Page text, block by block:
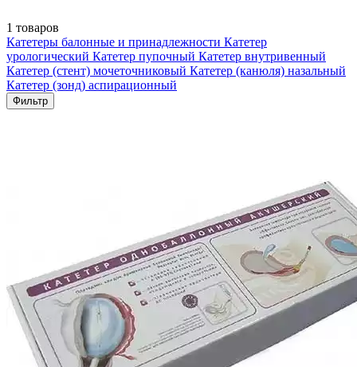
1 товаров
Катетеры балонные и принадлежности Катетер
урологический Катетер пупочный Катетер внутривенный
Катетер (стент) мочеточниковый Катетер (канюля) назальный
Катетер (зонд) аспирационный
Фильтр